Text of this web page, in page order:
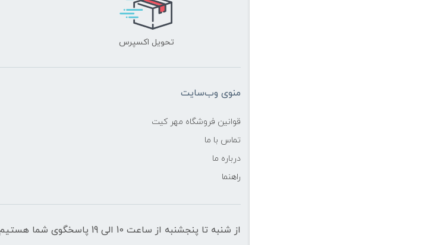
تحویل اکسپرس
منوی وب‌سایت
قوانین فروشگاه مهر کیت
تماس با ما
درباره ما
راهنما
از شنبه تا پنجشنبه از ساعت 10 الی 19 پاسخگوی شما هستیم